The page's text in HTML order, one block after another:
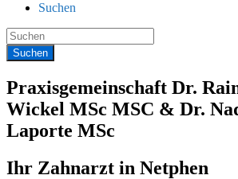
Suchen
Praxisgemeinschaft Dr.
Wickel MSc MSC & Dr.
Laporte MSc
Ihr Zahnarzt in Netphen